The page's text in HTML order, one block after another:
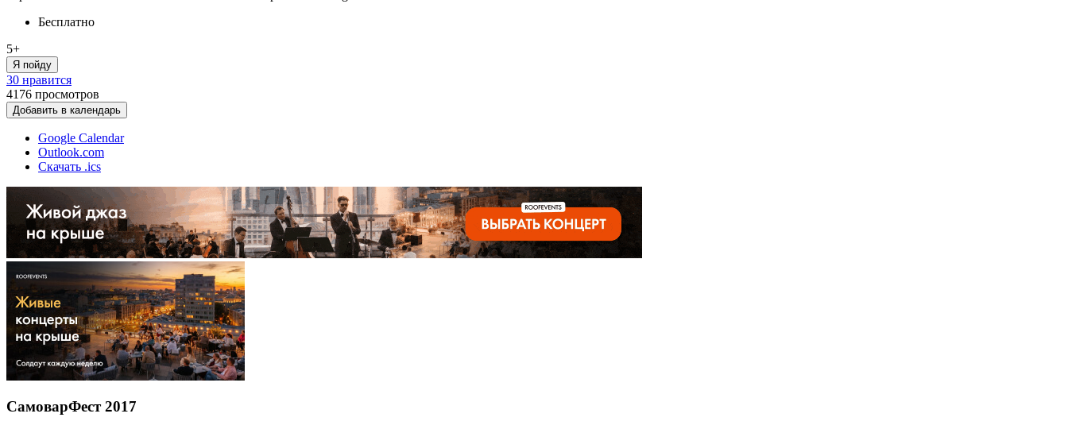
Бесплатно
5+
Я пойду
30 нравится
4176 просмотров
Добавить в календарь
Google Calendar
Outlook.com
Скачать .ics
СамоварФест 2017